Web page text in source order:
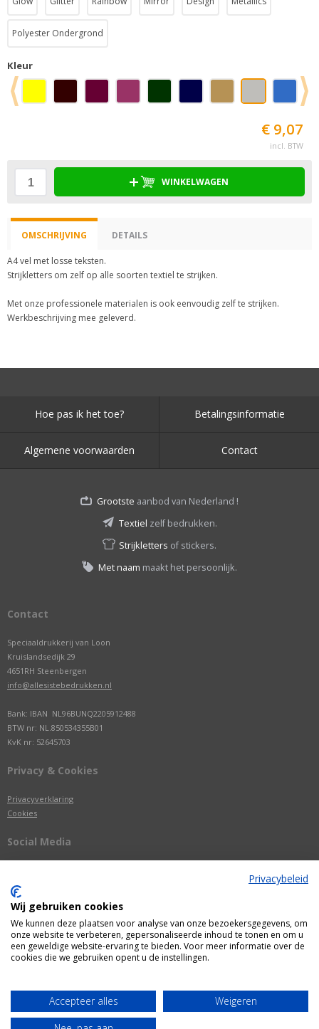
Polyester Ondergrond
Kleur
€ 9,07
incl. BTW
WINKELWAGEN
OMSCHRIJVING DETAILS
A4 vel met losse teksten.
Strijkletters om zelf op alle soorten textiel te strijken.
Met onze professionele materialen is ook eenvoudig zelf te strijken.
Werkbeschrijving mee geleverd.
Hoe pas ik het toe? Betalingsinformatie
Algemene voorwaarden Contact
Grootste aanbod van Nederland !
Textiel zelf bedrukken.
Strijkletters of stickers.
Met naam maakt het persoonlijk.
Contact
Speciaaldrukkerij van Loon
Kruislandsedijk 29
4651RH Steenbergen
info@allesistebedrukken.nl
Bank: IBAN NL96BUNQ2205912488
BTW nr: NL.850534355B01
KvK nr: 52645703
Privacy & Cookies
Privacyverklaring
Cookies
Social Media
Webshop door
Privacybeleid
Wij gebruiken cookies
We kunnen deze plaatsen voor analyse van onze bezoekersgegevens, om
onze website te verbeteren, gepersonaliseerde inhoud te tonen en om u
een geweldige website-ervaring te bieden. Voor meer informatie over de
cookies die we gebruiken opent u de instellingen.
Accepteer alles
Weigeren